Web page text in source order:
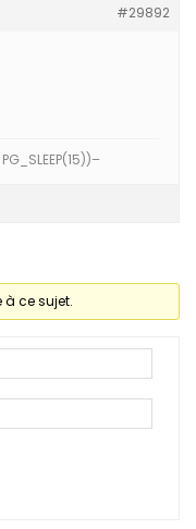
#29892
à ce sujet.